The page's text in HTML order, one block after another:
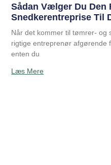
Sådan Vælger Du Den
Snedkerentreprise Til
Når det kommer til tømrer- og
rigtige entreprenør afgørende
enten du
Læs Mere